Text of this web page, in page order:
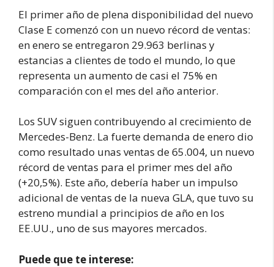
El primer año de plena disponibilidad del nuevo
Clase E comenzó con un nuevo récord de ventas:
en enero se entregaron 29.963 berlinas y
estancias a clientes de todo el mundo, lo que
representa un aumento de casi el 75% en
comparación con el mes del año anterior.
Los SUV siguen contribuyendo al crecimiento de
Mercedes-Benz. La fuerte demanda de enero dio
como resultado unas ventas de 65.004, un nuevo
récord de ventas para el primer mes del año
(+20,5%). Este año, debería haber un impulso
adicional de ventas de la nueva GLA, que tuvo su
estreno mundial a principios de año en los
EE.UU., uno de sus mayores mercados.
Puede que te interese: